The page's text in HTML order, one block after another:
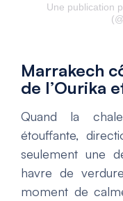
Une publication
Marrakech
de l’Ourika
Quand la
étouffante,
seulement une
havre de
moment de